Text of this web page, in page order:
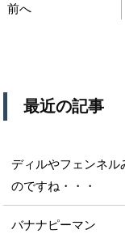
前へ
最近の記事
ディルやフェンネル
のですね・・・
バナナピーマン